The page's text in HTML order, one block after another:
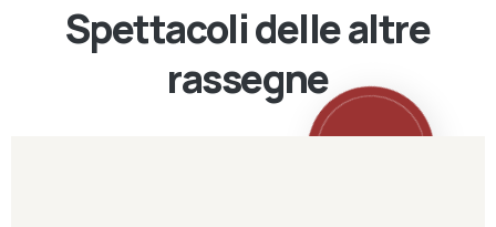
Spettacoli delle altre
rassegne